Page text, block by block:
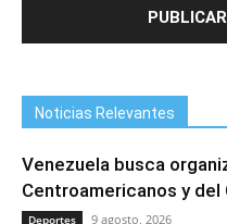
Noticias Relevantes
Venezuela busca
Centroamericanos y del
Deportes 9 agosto, 2026